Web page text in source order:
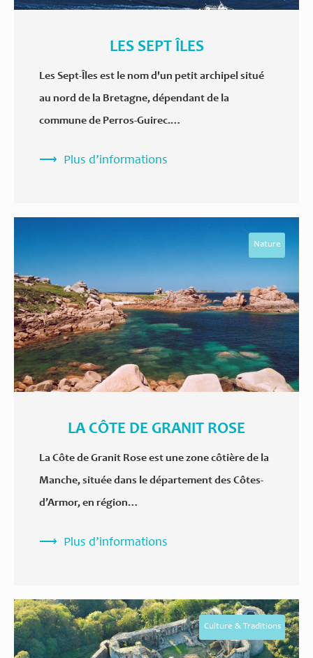
LES SEPT ÎLES
Les Sept-Îles est le nom d'un petit archipel situé
au nord de la Bretagne, dépendant de la
commune de Perros-Guirec.…
Plus d’informations
Nature
LA CÔTE DE GRANIT ROSE
La Côte de Granit Rose est une zone côtière de la
Manche, située dans le département des Côtes-
d’Armor, en région…
Plus d’informations
Culture & Traditions